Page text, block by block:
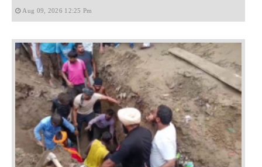
Aug 09, 2026 12:25 Pm